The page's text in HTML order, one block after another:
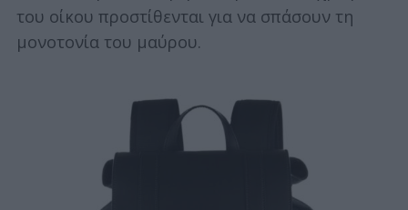
του οίκου προστίθενται για να σπάσουν τη
μονοτονία του μαύρου.